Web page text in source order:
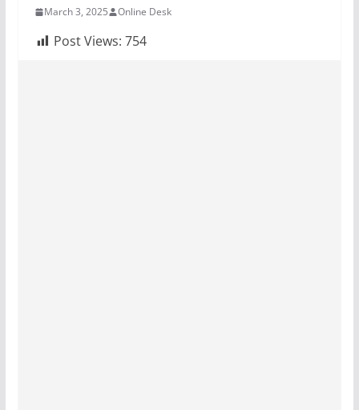
March 3, 2025 Online Desk
Post Views: 754